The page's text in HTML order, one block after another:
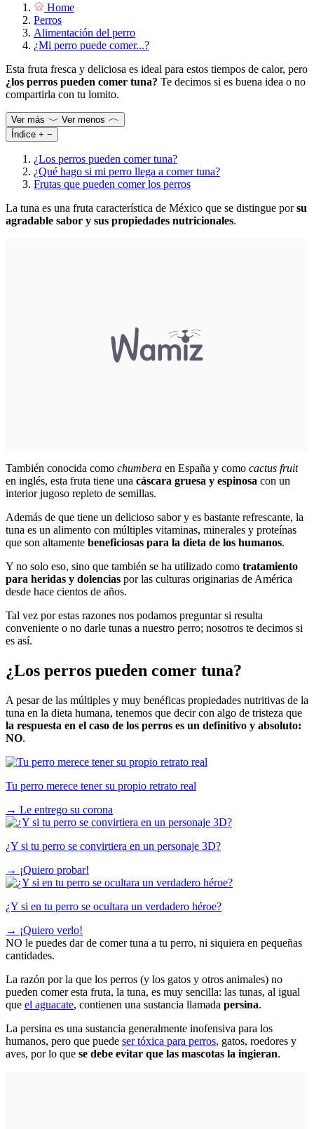
Home
Perros
Alimentación del perro
¿Mi perro puede comer...?
Esta fruta fresca y deliciosa es ideal para estos tiempos de calor, pero
¿los perros pueden comer tuna? Te decimos si es buena idea o no
compartirla con tu lomito.
Ver más
Ver menos
Índice + −
¿Los perros pueden comer tuna?
¿Qué hago si mi perro llega a comer tuna?
Frutas que pueden comer los perros
La tuna es una fruta característica de México que se distingue porsu
agradable sabor y sus propiedades nutricionales.
También conocida como chumbera en España y como cactus fruit
en inglés, esta fruta tiene una cáscara gruesa y espinosa con un
interior jugoso repleto de semillas.
Además de que tiene un delicioso sabor y es bastante refrescante, la
tuna es un alimento con múltiples vitaminas, minerales y proteínas
que son altamente beneficiosas para la dieta de los humanos.
Y no solo eso, sino que también se ha utilizado como tratamiento
para heridas y dolencias por las culturas originarias de América
desde hace cientos de años.
Tal vez por estas razones nos podamos preguntar si resulta
conveniente o no darle tunas a nuestro perro; nosotros te decimos si
es así.
¿Los perros pueden comer tuna?
A pesar de las múltiples y muy benéficas propiedades nutritivas de la
tuna en la dieta humana, tenemos que decir con algo de tristeza que
la respuesta en el caso de los perros es un definitivo y absoluto:
NO.
Tu perro merece tener su propio retrato real
→ Le entrego su corona
¿Y si tu perro se convirtiera en un personaje 3D?
→ ¡Quiero probar!
¿Y si en tu perro se ocultara un verdadero héroe?
→ ¡Quiero verlo!
NO le puedes dar de comer tuna a tu perro, ni siquiera en pequeñas
cantidades.
La razón por la que los perros (y los gatos y otros animales) no
pueden comer esta fruta, la tuna, es muy sencilla: las tunas, al igual
que el aguacate, contienen una sustancia llamada persina.
La persina es una sustancia generalmente inofensiva para los
humanos, pero que puede ser tóxica para perros, gatos, roedores y
aves, por lo que se debe evitar que las mascotas la ingieran.